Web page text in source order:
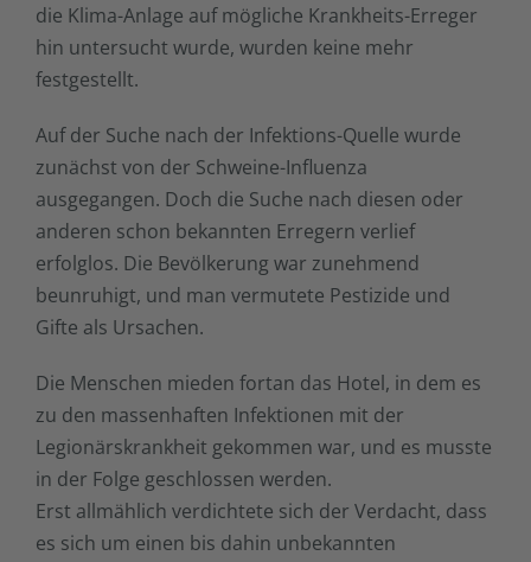
die Klima-Anlage auf mögliche Krankheits-Erreger
hin untersucht wurde, wurden keine mehr
festgestellt.
Auf der Suche nach der Infektions-Quelle wurde
zunächst von der Schweine-Influenza
ausgegangen. Doch die Suche nach diesen oder
anderen schon bekannten Erregern verlief
erfolglos. Die Bevölkerung war zunehmend
beunruhigt, und man vermutete Pestizide und
Gifte als Ursachen.
Die Menschen mieden fortan das Hotel, in dem es
zu den massenhaften Infektionen mit der
Legionärskrankheit gekommen war, und es musste
in der Folge geschlossen werden.
Erst allmählich verdichtete sich der Verdacht, dass
es sich um einen bis dahin unbekannten